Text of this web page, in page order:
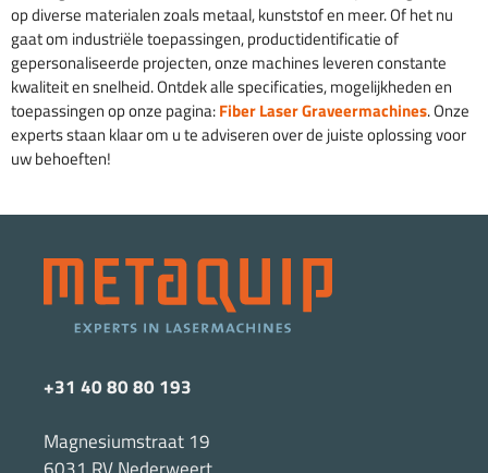
op diverse materialen zoals metaal, kunststof en meer. Of het nu
gaat om industriële toepassingen, productidentificatie of
gepersonaliseerde projecten, onze machines leveren constante
kwaliteit en snelheid. Ontdek alle specificaties, mogelijkheden en
toepassingen op onze pagina:Fiber Laser Graveermachines. Onze
experts staan klaar om u te adviseren over de juiste oplossing voor
uw behoeften!
+31 40 80 80 193
Magnesiumstraat 19